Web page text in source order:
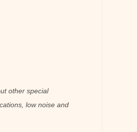
other special
low noise and